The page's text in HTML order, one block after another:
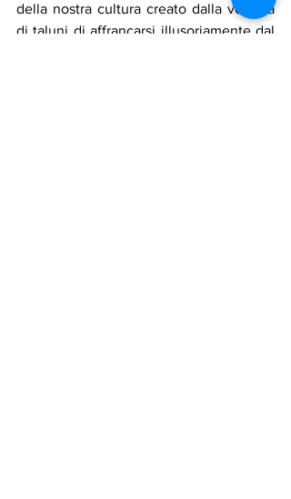
della nostra cultura creato dalla volontà
di taluni di affrancarsi illusoriamente dal